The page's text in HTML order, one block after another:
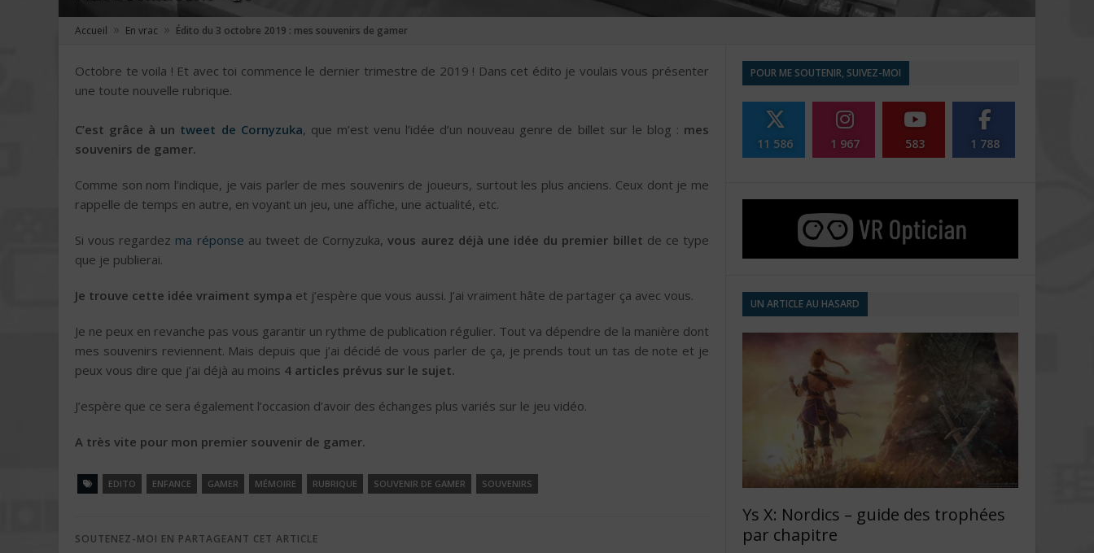
Accueil » En vrac » Édito du 3 octobre 2019 : mes souvenirs de gamer
Octobre te voila ! Et avec toi commence le dernier trimestre de 2019 ! Dans cet édito je voulais vous présenter
une toute nouvelle rubrique.
C’est grâce à un tweet de Cornyzuka, que m’est venu l’idée d’un nouveau genre de billet sur le blog : mes
souvenirs de gamer.
Comme son nom l’indique, je vais parler de mes souvenirs de joueurs, surtout les plus anciens. Ceux dont je me
rappelle de temps en autre, en voyant un jeu, une affiche, une actualité, etc.
Si vous regardez ma réponse au tweet de Cornyzuka,vous aurez déjà une idée du premier billet de ce type
que je publierai.
Je trouve cette idée vraiment sympa et j’espère que vous aussi. J’ai vraiment hâte de partager ça avec vous.
Je ne peux en revanche pas vous garantir un rythme de publication régulier. Tout va dépendre de la manière dont
mes souvenirs reviennent. Mais depuis que j’ai décidé de vous parler de ça, je prends tout un tas de note et je
peux vous dire que j’ai déjà au moins 4 articles prévus sur le sujet.
J’espère que ce sera également l’occasion d’avoir des échanges plus variés sur le jeu vidéo.
A très vite pour mon premier souvenir de gamer.
EDITO ENFANCE GAMER MÉMOIRE RUBRIQUE SOUVENIR DE GAMER SOUVENIRS
SOUTENEZ-MOI EN PARTAGEANT CET ARTICLE
POUR ME SOUTENIR, SUIVEZ-MOI
11 586 1 967 583 1 788
UN ARTICLE AU HASARD
Ys X: Nordics – guide des trophées
par chapitre